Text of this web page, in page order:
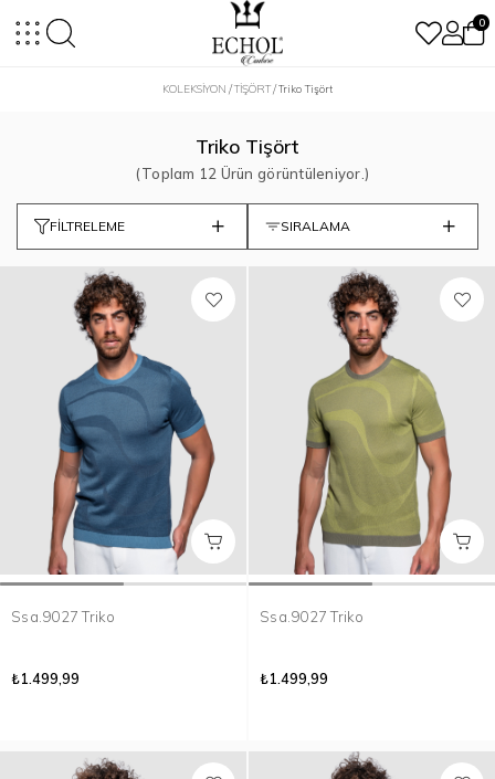
0
KOLEKSİYON TİŞÖRT Triko Tişört
Triko Tişört
FILTRELEME SIRALAMA
12 Ürün
Ssa.9027 Triko
₺1.499,99
Ssa.9027 Triko
₺1.499,99